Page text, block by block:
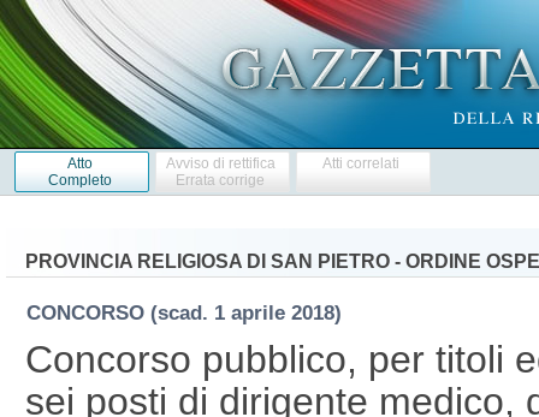
Atto
Completo
Avviso di rettifica
Errata corrige
Atti correlati
PROVINCIA RELIGIOSA DI SAN PIETRO - ORDINE
CONCORSO (scad. 1 aprile 2018)
Concorso pubblico, per titoli
sei posti di dirigente medico,